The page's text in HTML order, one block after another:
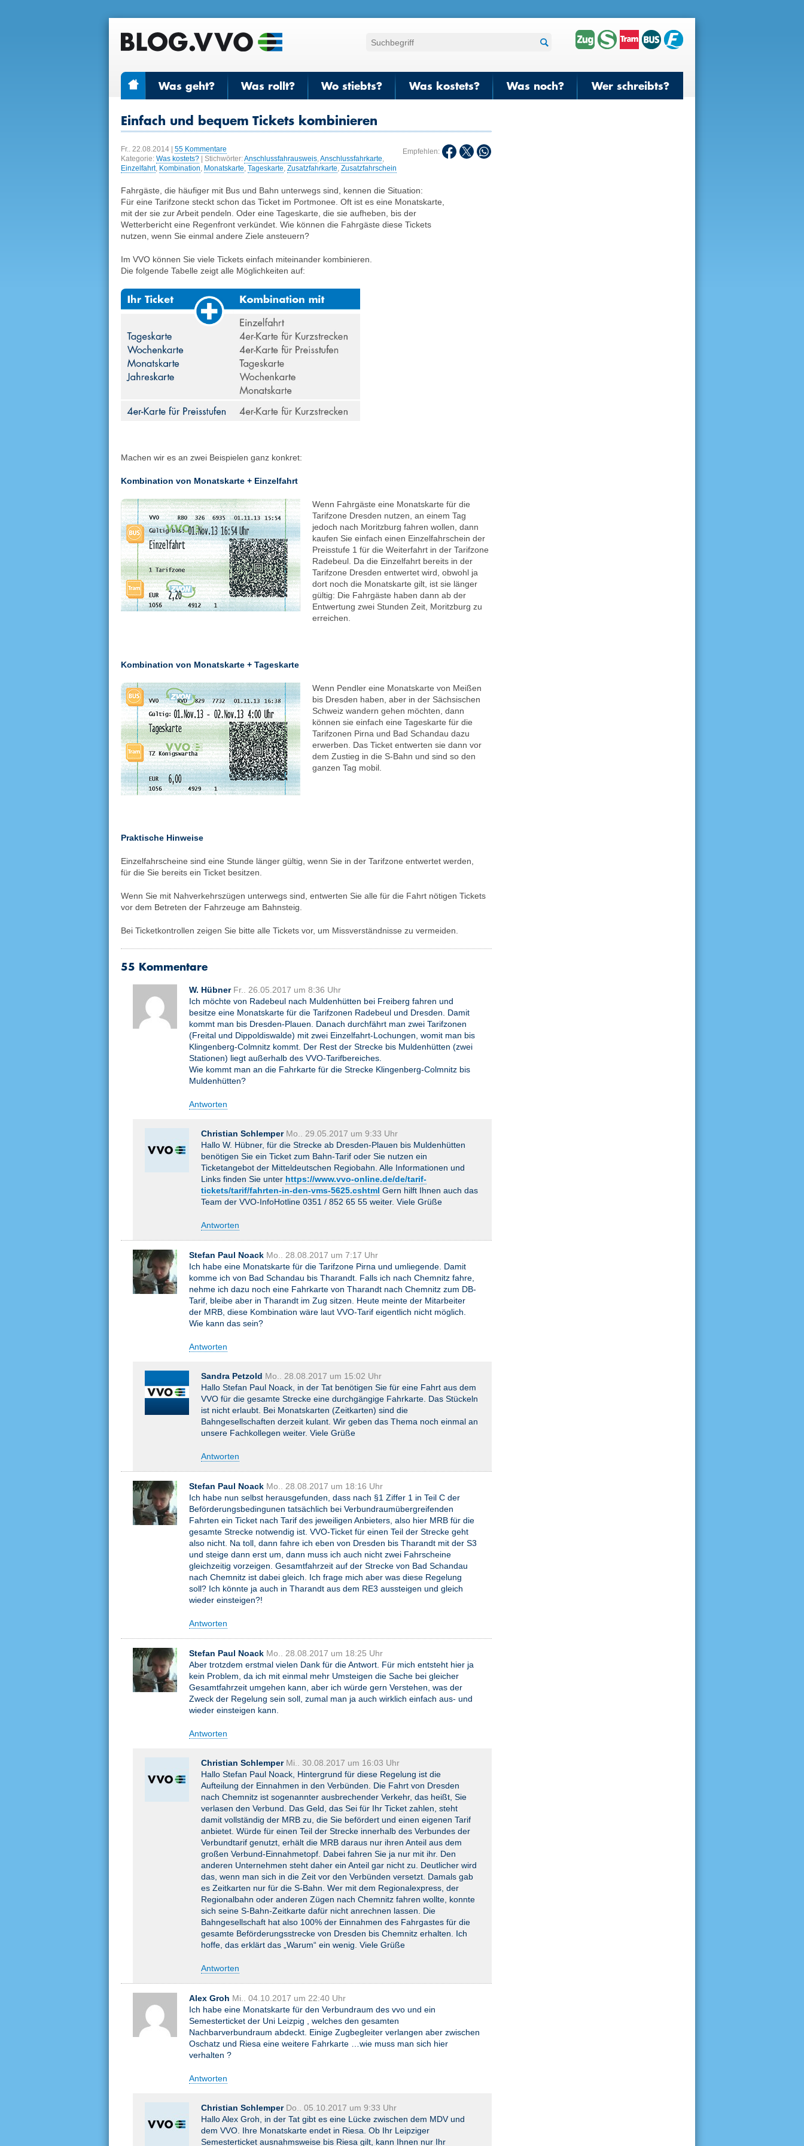
Was geht? Was rollt? Wo stiebts? Was kostets? Was noch? Wer schreibts?
Einfach und bequem Tickets kombinieren
Empfehlen:
Fr.. 22.08.2014
55 Kommentare
Kategorie: Was kostets? | Stichwörter:Anschlussfahrausweis,Anschlussfahrkarte,
Einzelfahrt, Kombination, Monatskarte, Tageskarte, Zusatzfahrkarte, Zusatzfahrschein
Fahrgäste, die häufiger mit Bus und Bahn unterwegs sind, kennen die Situation:
Für eine Tarifzone steckt schon das Ticket im Portmonee. Oft ist es eine Monatskarte,
mit der sie zur Arbeit pendeln. Oder eine Tageskarte, die sie aufheben, bis der
Wetterbericht eine Regenfront verkündet. Wie können die Fahrgäste diese Tickets
nutzen, wenn Sie einmal andere Ziele ansteuern?
Im VVO können Sie viele Tickets einfach miteinander kombinieren.
Die folgende Tabelle zeigt alle Möglichkeiten auf:
Machen wir es an zwei Beispielen ganz konkret:
Kombination von Monatskarte + Einzelfahrt
Wenn Fahrgäste eine Monatskarte für die
Tarifzone Dresden nutzen, an einem Tag
jedoch nach Moritzburg fahren wollen, dann
kaufen Sie einfach einen Einzelfahrschein der
Preisstufe 1 für die Weiterfahrt in der Tarifzone
Radebeul. Da die Einzelfahrt bereits in der
Tarifzone Dresden entwertet wird, obwohl ja
dort noch die Monatskarte gilt, ist sie länger
gültig: Die Fahrgäste haben dann ab der
Entwertung zwei Stunden Zeit, Moritzburg zu
erreichen.
Kombination von Monatskarte + Tageskarte
Wenn Pendler eine Monatskarte von Meißen
bis Dresden haben, aber in der Sächsischen
Schweiz wandern gehen möchten, dann
können sie einfach eine Tageskarte für die
Tarifzonen Pirna und Bad Schandau dazu
erwerben. Das Ticket entwerten sie dann vor
dem Zustieg in die S-Bahn und sind so den
ganzen Tag mobil.
Praktische Hinweise
Einzelfahrscheine sind eine Stunde länger gültig, wenn Sie in der Tarifzone entwertet werden,
für die Sie bereits ein Ticket besitzen.
Wenn Sie mit Nahverkehrszügen unterwegs sind, entwerten Sie alle für die Fahrt nötigen Tickets
vor dem Betreten der Fahrzeuge am Bahnsteig.
Bei Ticketkontrollen zeigen Sie bitte alle Tickets vor, um Missverständnisse zu vermeiden.
55 Kommentare
W. Hübner Fr.. 26.05.2017 um 8:36 Uhr
Ich möchte von Radebeul nach Muldenhütten bei Freiberg fahren und
besitze eine Monatskarte für die Tarifzonen Radebeul und Dresden. Damit
kommt man bis Dresden-Plauen. Danach durchfährt man zwei Tarifzonen
(Freital und Dippoldiswalde) mit zwei Einzelfahrt-Lochungen, womit man bis
Klingenberg-Colmnitz kommt. Der Rest der Strecke bis Muldenhütten (zwei
Stationen) liegt außerhalb des VVO-Tarifbereiches.
Wie kommt man an die Fahrkarte für die Strecke Klingenberg-Colmnitz bis
Muldenhütten?
Antworten
Christian Schlemper Mo.. 29.05.2017 um 9:33 Uhr
Hallo W. Hübner, für die Strecke ab Dresden-Plauen bis Muldenhütten
benötigen Sie ein Ticket zum Bahn-Tarif oder Sie nutzen ein
Ticketangebot der Mitteldeutschen Regiobahn. Alle Informationen und
Links finden Sie unter https://www.vvo-online.de/de/tarif-
tickets/tarif/fahrten-in-den-vms-5625.cshtml Gern hilft Ihnen auch das
Team der VVO-InfoHotline 0351 / 852 65 55 weiter. Viele Grüße
Antworten
Stefan Paul Noack Mo.. 28.08.2017 um 7:17 Uhr
Ich habe eine Monatskarte für die Tarifzone Pirna und umliegende. Damit
komme ich von Bad Schandau bis Tharandt. Falls ich nach Chemnitz fahre,
nehme ich dazu noch eine Fahrkarte von Tharandt nach Chemnitz zum DB-
Tarif, bleibe aber in Tharandt im Zug sitzen. Heute meinte der Mitarbeiter
der MRB, diese Kombination wäre laut VVO-Tarif eigentlich nicht möglich.
Wie kann das sein?
Antworten
Sandra Petzold Mo.. 28.08.2017 um 15:02 Uhr
Hallo Stefan Paul Noack, in der Tat benötigen Sie für eine Fahrt aus dem
VVO für die gesamte Strecke eine durchgängige Fahrkarte. Das Stückeln
ist nicht erlaubt. Bei Monatskarten (Zeitkarten) sind die
Bahngesellschaften derzeit kulant. Wir geben das Thema noch einmal an
unsere Fachkollegen weiter. Viele Grüße
Antworten
Stefan Paul Noack Mo.. 28.08.2017 um 18:16 Uhr
Ich habe nun selbst herausgefunden, dass nach §1 Ziffer 1 in Teil C der
Beförderungsbedingunen tatsächlich bei Verbundraumübergreifenden
Fahrten ein Ticket nach Tarif des jeweiligen Anbieters, also hier MRB für die
gesamte Strecke notwendig ist. VVO-Ticket für einen Teil der Strecke geht
also nicht. Na toll, dann fahre ich eben von Dresden bis Tharandt mit der S3
und steige dann erst um, dann muss ich auch nicht zwei Fahrscheine
gleichzeitig vorzeigen. Gesamtfahrzeit auf der Strecke von Bad Schandau
nach Chemnitz ist dabei gleich. Ich frage mich aber was diese Regelung
soll? Ich könnte ja auch in Tharandt aus dem RE3 aussteigen und gleich
wieder einsteigen?!
Antworten
Stefan Paul Noack Mo.. 28.08.2017 um 18:25 Uhr
Aber trotzdem erstmal vielen Dank für die Antwort. Für mich entsteht hier ja
kein Problem, da ich mit einmal mehr Umsteigen die Sache bei gleicher
Gesamtfahrzeit umgehen kann, aber ich würde gern Verstehen, was der
Zweck der Regelung sein soll, zumal man ja auch wirklich einfach aus- und
wieder einsteigen kann.
Antworten
Christian Schlemper Mi.. 30.08.2017 um 16:03 Uhr
Hallo Stefan Paul Noack, Hintergrund für diese Regelung ist die
Aufteilung der Einnahmen in den Verbünden. Die Fahrt von Dresden
nach Chemnitz ist sogenannter ausbrechender Verkehr, das heißt, Sie
verlasen den Verbund. Das Geld, das Sei für Ihr Ticket zahlen, steht
damit vollständig der MRB zu, die Sie befördert und einen eigenen Tarif
anbietet. Würde für einen Teil der Strecke innerhalb des Verbundes der
Verbundtarif genutzt, erhält die MRB daraus nur ihren Anteil aus dem
großen Verbund-Einnahmetopf. Dabei fahren Sie ja nur mit ihr. Den
anderen Unternehmen steht daher ein Anteil gar nicht zu. Deutlicher wird
das, wenn man sich in die Zeit vor den Verbünden versetzt. Damals gab
es Zeitkarten nur für die S-Bahn. Wer mit dem Regionalexpress, der
Regionalbahn oder anderen Zügen nach Chemnitz fahren wollte, konnte
sich seine S-Bahn-Zeitkarte dafür nicht anrechnen lassen. Die
Bahngesellschaft hat also 100% der Einnahmen des Fahrgastes für die
gesamte Beförderungsstrecke von Dresden bis Chemnitz erhalten. Ich
hoffe, das erklärt das „Warum“ ein wenig. Viele Grüße
Antworten
Alex Groh Mi.. 04.10.2017 um 22:40 Uhr
Ich habe eine Monatskarte für den Verbundraum des vvo und ein
Semesterticket der Uni Leizpig , welches den gesamten
Nachbarverbundraum abdeckt. Einige Zugbegleiter verlangen aber zwischen
Oschatz und Riesa eine weitere Fahrkarte …wie muss man sich hier
verhalten ?
Antworten
Christian Schlemper Do.. 05.10.2017 um 9:33 Uhr
Hallo Alex Groh, in der Tat gibt es eine Lücke zwischen dem MDV und
dem VVO. Ihre Monatskarte endet in Riesa. Ob Ihr Leipziger
Semesterticket ausnahmsweise bis Riesa gilt, kann Ihnen nur Ihr